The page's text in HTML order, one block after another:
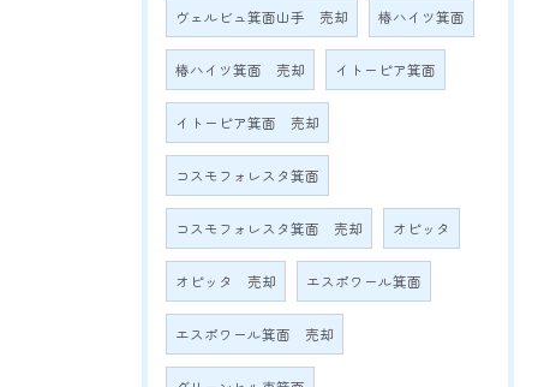
ヴェルビュ箕面山手 売却 椿ハイツ箕面
椿ハイツ箕面 売却 イトーピア箕面
イトーピア箕面 売却
コスモフォレスタ箕面
コスモフォレスタ箕面 売却 オピッタ
オピッタ 売却 エスポワール箕面
エスポワール箕面 売却